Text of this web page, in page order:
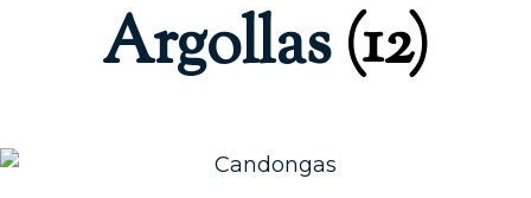
Argollas(12)